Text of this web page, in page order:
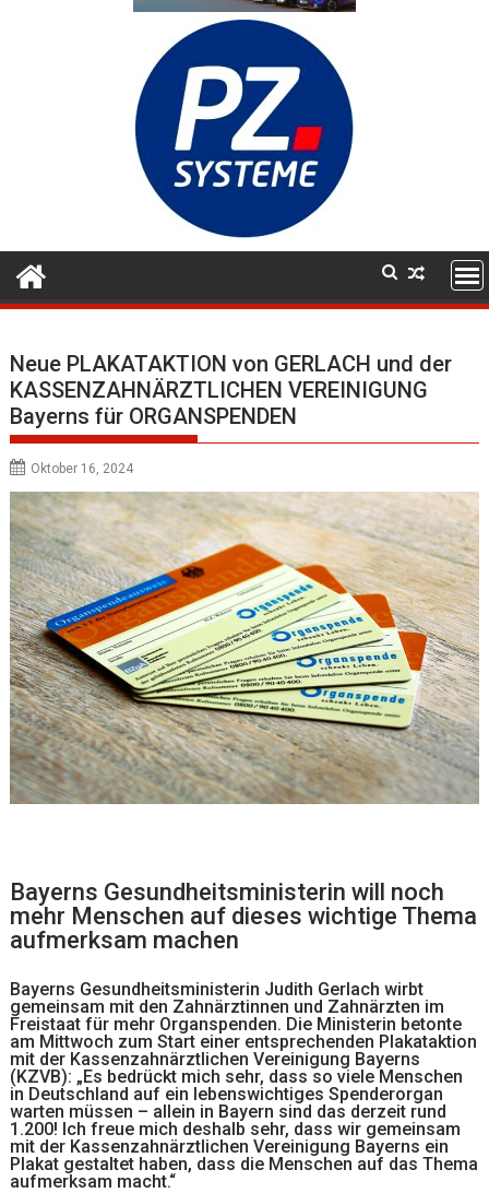
Neue PLAKATAKTION von GERLACH und der
KASSENZAHNÄRZTLICHEN VEREINIGUNG
Bayerns für ORGANSPENDEN
Oktober 16, 2024
Bayerns Gesundheitsministerin will noch
mehr Menschen auf dieses wichtige Thema
aufmerksam machen
Bayerns Gesundheitsministerin Judith Gerlach wirbt
gemeinsam mit den Zahnärztinnen und Zahnärzten im
Freistaat für mehr Organspenden. Die Ministerin betonte
am Mittwoch zum Start einer entsprechenden Plakataktion
mit der Kassenzahnärztlichen Vereinigung Bayerns
(KZVB): „Es bedrückt mich sehr, dass so viele Menschen
in Deutschland auf ein lebenswichtiges Spenderorgan
warten müssen – allein in Bayern sind das derzeit rund
1.200! Ich freue mich deshalb sehr, dass wir gemeinsam
mit der Kassenzahnärztlichen Vereinigung Bayerns ein
Plakat gestaltet haben, dass die Menschen auf das Thema
aufmerksam macht.“